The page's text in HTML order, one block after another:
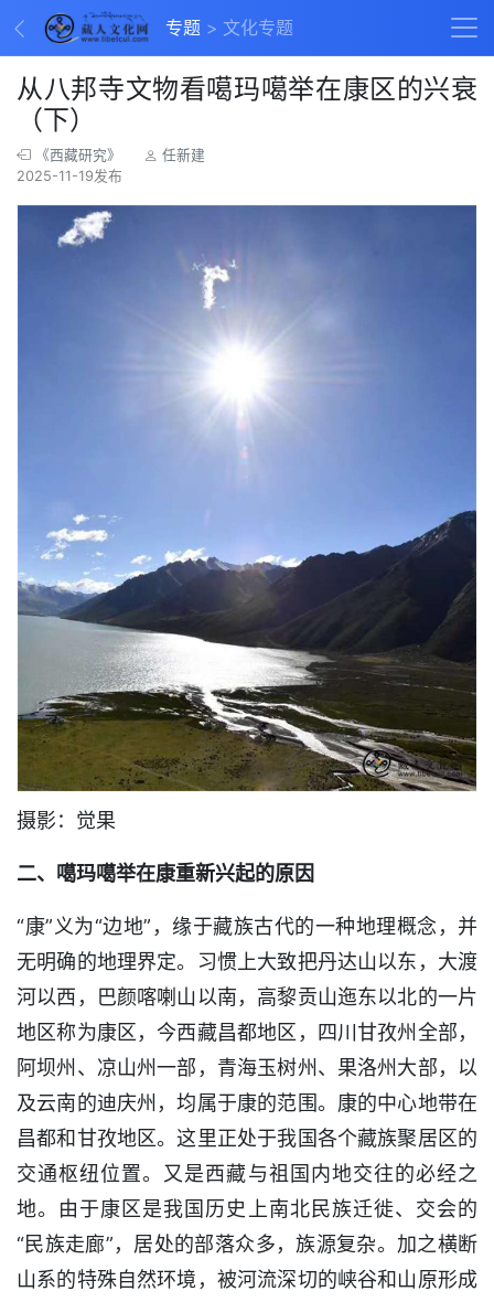
专题 文化专题
从八邦寺文物看噶玛噶举在康区的兴衰
（下）
《西藏研究》
任新建
2025-11-19发布
摄影：觉果
二、噶玛噶举在康重新兴起的原因
“康”义为“边地”，缘于藏族古代的一种地理概念，并
无明确的地理界定。习惯上大致把丹达山以东，大渡
河以西，巴颜喀喇山以南，高黎贡山迤东以北的一片
地区称为康区，今西藏昌都地区，四川甘孜州全部，
阿坝州、凉山州一部，青海玉树州、果洛州大部，以
及云南的迪庆州，均属于康的范围。康的中心地带在
昌都和甘孜地区。这里正处于我国各个藏族聚居区的
交通枢纽位置。又是西藏与祖国内地交往的必经之
地。由于康区是我国历史上南北民族迁徙、交会的
“民族走廊”，居处的部落众多，族源复杂。加之横断
山系的特殊自然环境，被河流深切的峡谷和山原形成